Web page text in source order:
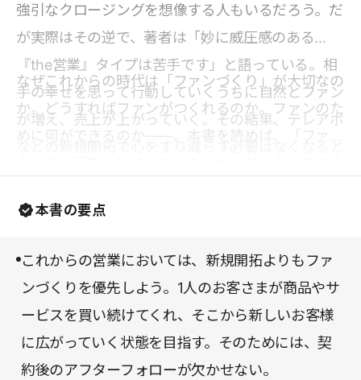
強引なクロージングを想像する人もいるだろう。だ
が実際はその逆で、著者は「妙に威圧感のある
『the営業』タイプは苦手です」と語っている。相
手の幸せを思って行動していくうちに自然とファン
が増え、売上が上がっていく。その結果、テレアポ
いうのが本書の主旨だ。
なぜこれからの時代は「ファンづくり」が大切なの
か。どうすればファンがつくれるのか。ファンのた
めに何ができるのか――。本書を読めば、「ファン
づくはずだ。そして、楽しみながら大きな成果が得
き抜くために、ぜひ読んでほしい一冊である。
本書の要点
これからの営業においては、新規開拓よりもファ
ンづくりを優先しよう。1人のお客さまが商品やサ
ービスを買い続けてくれ、そこから新しいお客様
に広がっていく状態を目指す。そのためには、契
約後のアフターフォローが欠かせない。